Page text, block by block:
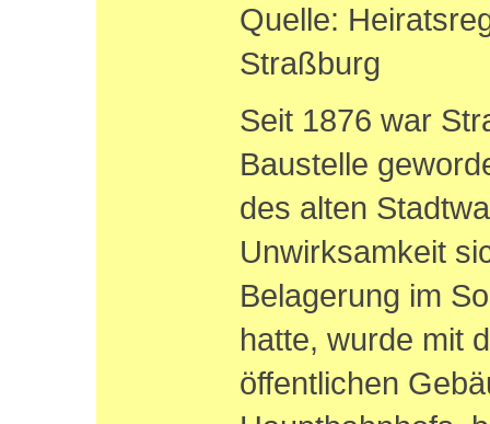
Quelle:
Straßburg
Seit 1876 war
Baustelle
des alten
Unwirksamkeit
Belagerung im
hatte, wurde mit
öffentlichen